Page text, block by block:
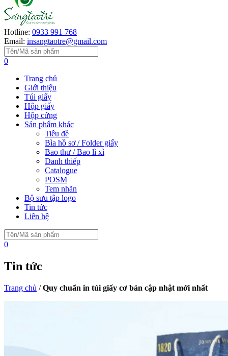
Hotline: 0933 991 768
Email: insangtaotre@gmail.com
0
Trang chủ
Giới thiệu
Túi giấy
Hộp giấy
Hộp cứng
Sản phẩm khác
Tiêu đề
Bìa hồ sơ / Folder giấy
Bao thư / Bao lì xì
Danh thiếp
Catalogue
POSM
Tem nhãn
Bộ sưu tập logo
Tin tức
Liên hệ
0
Tin tức
Trang chủ /Quy chuẩn in túi giấy cơ bản cập nhật mới nhất